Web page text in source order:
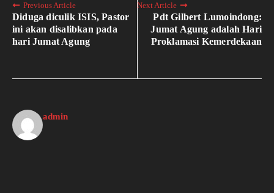
Previous Article
Diduga diculik ISIS, Pastor
ini akan disalibkan pada
hari Jumat Agung
Next Article
Pdt Gilbert Lumoindong:
Jumat Agung adalah Hari
Proklamasi Kemerdekaan
admin